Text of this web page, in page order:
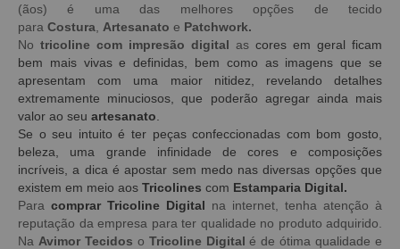
(ãos) é uma das melhores opções de tecido
para Costura Artesanato e Patchwork.
No tricoline com impresão digital as cores em geral ficam
bem mais vivas e definidas, bem como as imagens que se
apresentam com uma maior nitidez, revelando detalhes
extremamente minuciosos, que poderão agregar ainda mais
valor ao seu artesanato
Se o seu intuito é ter peças confeccionadas com bom gosto,
beleza, uma grande infinidade de cores e composições
incríveis, a dica é apostar sem medo nas diversas opções que
existem em meio aos Tricolines com Estamparia Digital.
Para comprar Tricoline Digital na internet, tenha atenção à
reputação da empresa para ter qualidade no produto adquirido.
Na Avimor Tecidos o Tricoline Digital é de ótima qualidade e